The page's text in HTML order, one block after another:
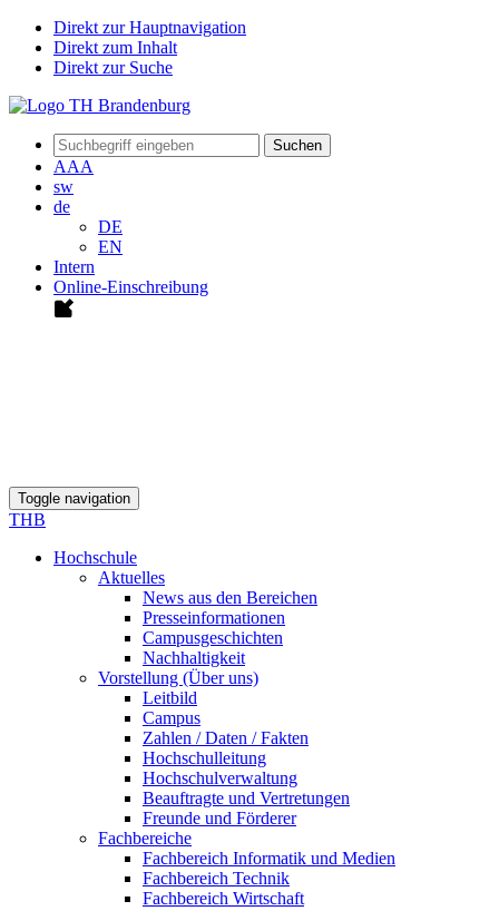
Direkt zur Hauptnavigation
Direkt zum Inhalt
Direkt zur Suche
Suchen
AAA
sw
de
DE
EN
Intern
Online-Einschreibung
Toggle navigation
THB
Hochschule
Aktuelles
News aus den Bereichen
Presseinformationen
Campusgeschichten
Nachhaltigkeit
Vorstellung (Über uns)
Leitbild
Campus
Zahlen / Daten / Fakten
Hochschulleitung
Hochschulverwaltung
Beauftragte und Vertretungen
Freunde und Förderer
Fachbereiche
Fachbereich Informatik und Medien
Fachbereich Technik
Fachbereich Wirtschaft